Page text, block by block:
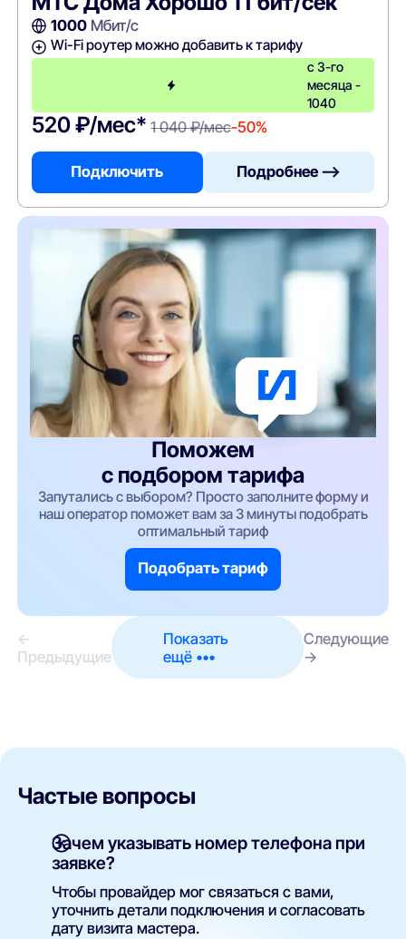
1000Мбит/с
Wi-Fi роутер можно добавить к тарифу
с 3-го
месяца -
1040
520 ₽/мес* 1 040 ₽/мес-50%
Подключить Подробнее —>
Поможем
с подбором тарифа
Запутались с выбором? Просто заполните форму и
наш оператор поможет вам за 3 минуты подобрать
оптимальный тариф
Подобрать тариф
←
Предыдущие
Показать
ещё •••
Следующие
→
Частые вопросы
Зачем указывать номер телефона при
заявке?
Чтобы провайдер мог связаться с вами,
уточнить детали подключения и согласовать
дату визита мастера.